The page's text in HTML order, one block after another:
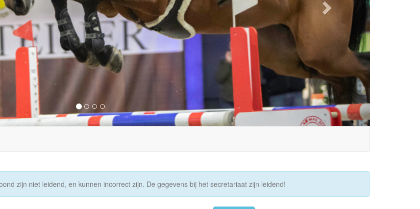
zijn niet leidend, en kunnen incorrect zijn. De gegevens bij het secretariaat zijn leidend!